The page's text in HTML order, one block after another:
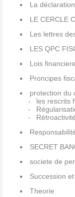
La
LE CERCLE
Les lettres
LES QPC
Lois
Proncipes
protection du
les rescrits
SECRET
societe de
Succession
Theorie